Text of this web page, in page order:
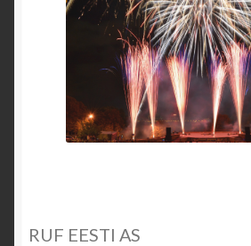
RUF EESTI AS